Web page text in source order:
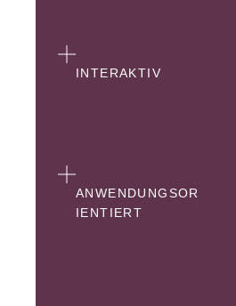
INTERAKTIV
ANWENDUNGSOR
IENTIERT